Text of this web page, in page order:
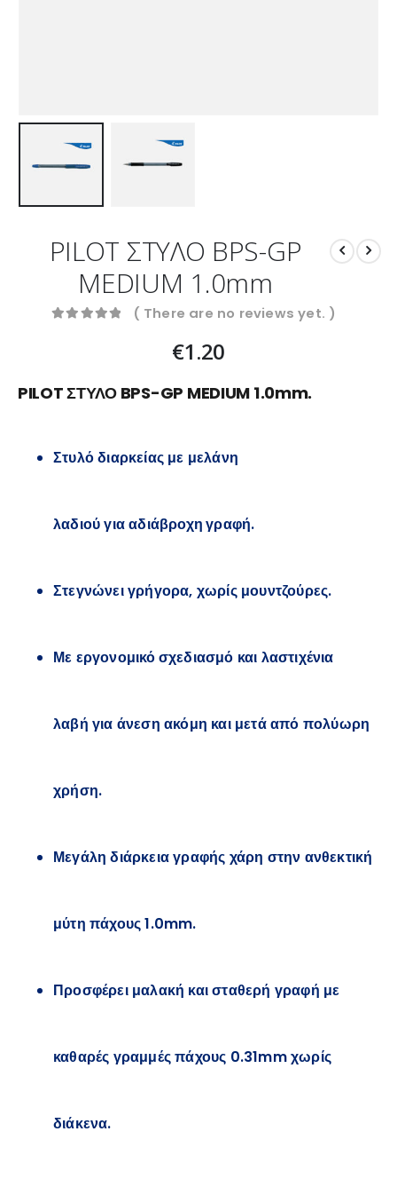
PILOT ΣΤΥΛΟ BPS-GP
MEDIUM 1.0mm
( There are no reviews yet. )
€1.20
PILOT ΣΤΥΛΟ BPS-GP MEDIUM 1.0mm.
Στυλό διαρκείας με μελάνη
λαδιούγιααδιάβροχη γραφή.
Στεγνώνει γρήγορα, χωρίς μουντζούρες.
Με εργονομικό σχεδιασμό και λαστιχένια
λαβή για άνεση ακόμη και μετά από πολύωρη
χρήση.
Μεγάλη διάρκεια γραφής χάρη στην ανθεκτική
μύτη πάχους 1.0mm.
Προσφέρει μαλακή και σταθερή γραφή με
καθαρές γραμμές πάχους 0.31mm χωρίς
διάκενα.